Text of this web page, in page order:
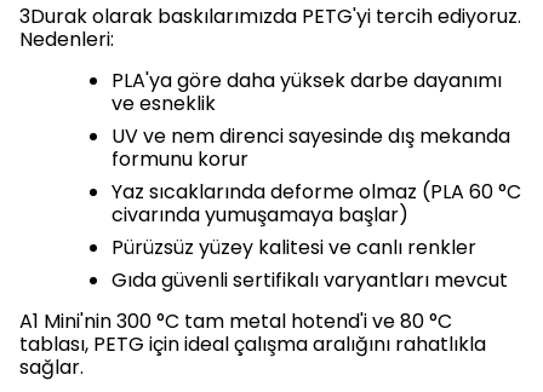
3Durak olarak baskılarımızda PETG'yi tercih ediyoruz.
Nedenleri:
PLA'ya göre daha yüksek darbe dayanımı
ve esneklik
UV ve nem direnci sayesinde dış mekanda
formunu korur
Yaz sıcaklarında deforme olmaz (PLA 60 °C
civarında yumuşamaya başlar)
Pürüzsüz yüzey kalitesi ve canlı renkler
Gıda güvenli sertifikalı varyantları mevcut
A1 Mini'nin 300 °C tam metal hotend'i ve 80 °C
tablası, PETG için ideal çalışma aralığını rahatlıkla
sağlar.